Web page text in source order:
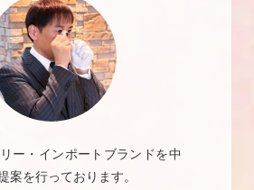
ー・インポートブランドを中
案を行っております。